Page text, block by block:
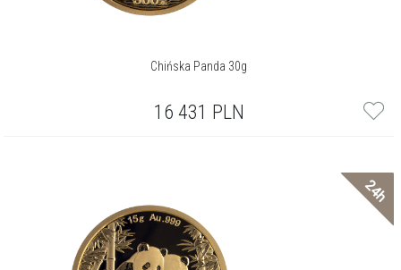
Chińska Panda 30g
16 431 PLN
24h